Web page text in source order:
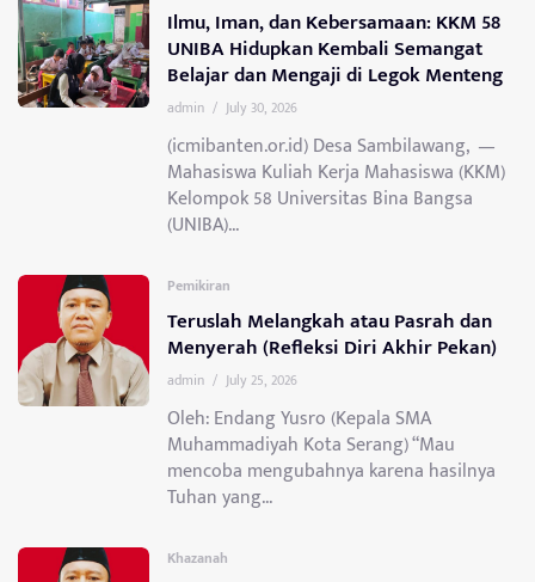
Ilmu, Iman, dan Kebersamaan: KKM 58
UNIBA Hidupkan Kembali Semangat
Belajar dan Mengaji di Legok Menteng
admin / July 30, 2026
(icmibanten.or.id) Desa Sambilawang, —
Mahasiswa Kuliah Kerja Mahasiswa (KKM)
Kelompok 58 Universitas Bina Bangsa
(UNIBA)...
Pemikiran
Teruslah Melangkah atau Pasrah dan
Menyerah (Refleksi Diri Akhir Pekan)
admin / July 25, 2026
Oleh: Endang Yusro (Kepala SMA
Muhammadiyah Kota Serang) “Mau
mencoba mengubahnya karena hasilnya
Tuhan yang...
Khazanah